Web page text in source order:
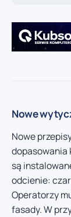
Nowe
Nowe
dopasowania
są
odcienie:
Operatorzy
fasady. W